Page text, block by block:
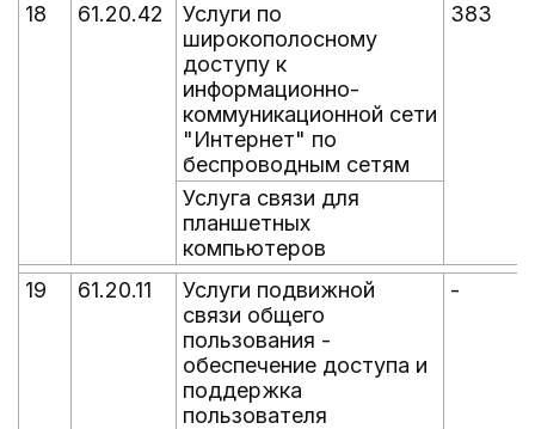
18
61.20.42
Услуги по
широкополосному
доступу к
информационно-
коммуникационной сети
"Интернет" по
беспроводным сетям
383
Услуга связи для
планшетных
компьютеров
19
61.20.11
Услуги подвижной
связи общего
пользования -
обеспечение доступа и
поддержка
пользователя
-